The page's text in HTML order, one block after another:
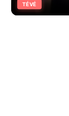
TÉVÉ